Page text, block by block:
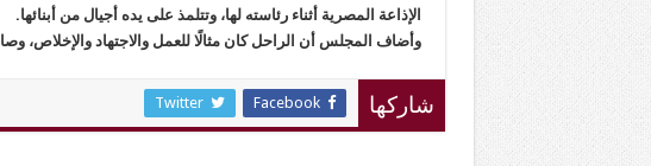
الإذاعة المصرية أثناء رئاسته لها، وتتلمذ على يده أجيال من أبنائها.
وأضاف المجلس أن الراحل كان مثالًا للعمل والاجتهاد والإخلاص،
شاركها Facebook
Twitter